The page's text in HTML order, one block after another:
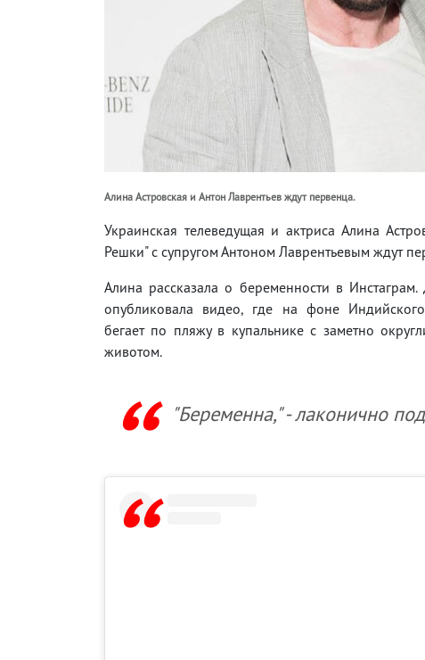
Алина Астровская и Антон Лаврентьев ждут первенца.
Украинская телеведущая и актриса Алина
Решки" с супругом Антоном Лаврентьевым ждут
Алина рассказала о беременности в Инстаграм.
опубликовала видео, где на фоне
бегает по пляжу в купальнике с заметно
животом.
"Беременна," - лаконично